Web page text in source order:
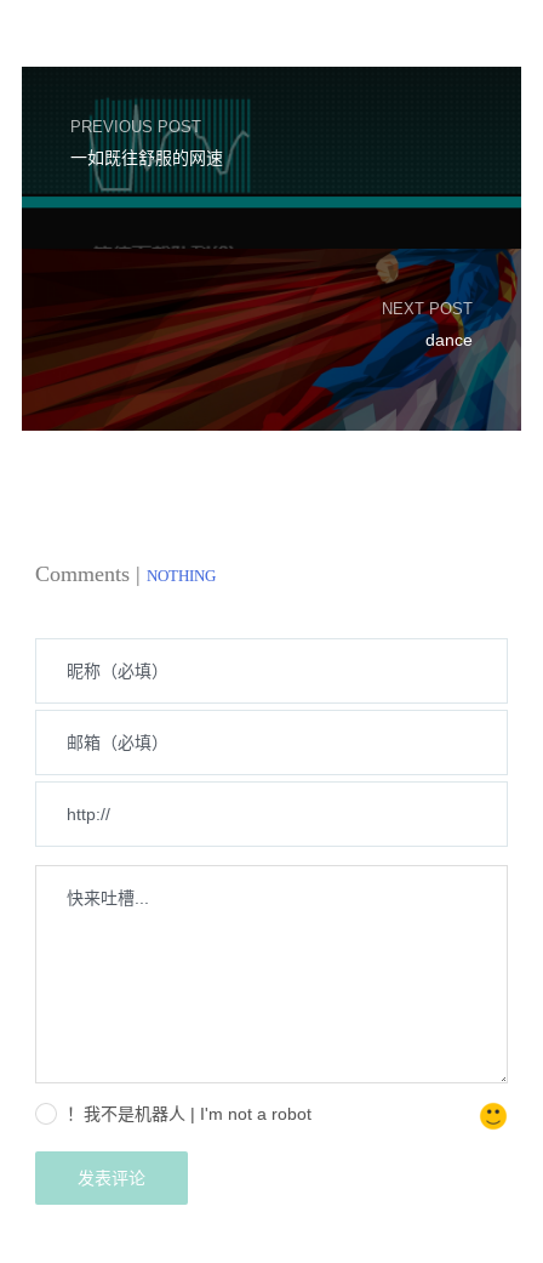
PREVIOUS POST
一如既往舒服的网速
NEXT POST
dance
Comments | NOTHING
！我不是机器人 | I'm not a robot